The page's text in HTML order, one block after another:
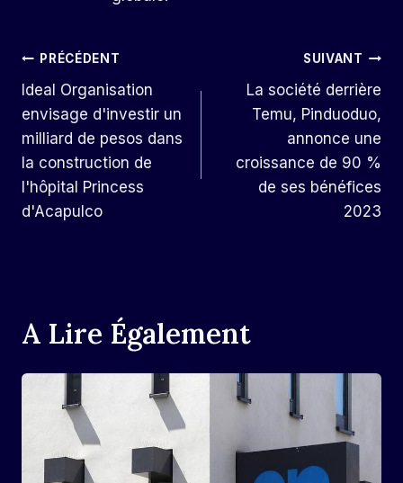
Navigation
De
L’article
PRÉCÉDENT
Ideal Organisation
envisage d'investir un
milliard de pesos dans
la construction de
l'hôpital Princess
d'Acapulco
SUIVANT
La société derrière
Temu, Pinduoduo,
annonce une
croissance de 90 %
de ses bénéfices
2023
A Lire Également